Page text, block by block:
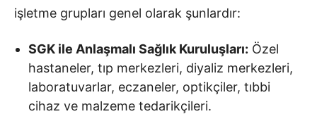
işletme grupları genel olarak şunlardır:
SGK ile Anlaşmalı Sağlık Kuruluşları: Özel
hastaneler, tıp merkezleri, diyaliz merkezleri,
laboratuvarlar, eczaneler, optikçiler, tıbbi
cihaz ve malzeme tedarikçileri.